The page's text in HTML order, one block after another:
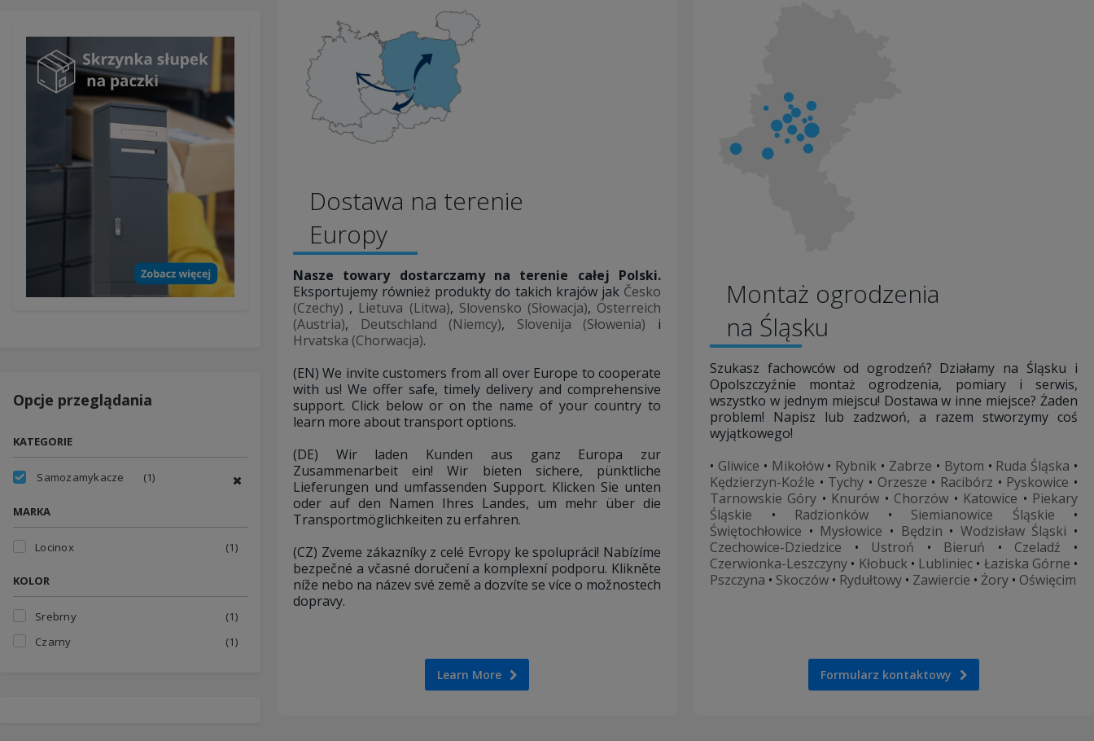
Opcje przeglądania
KATEGORIE
Samozamykacze (1)
MARKA
Locinox (1)
KOLOR
Srebrny
(1)
Czarny
(1)
Dostawa na terenie
Europy
Nasze towary dostarczamy na terenie całej Polski.
Eksportujemy również produkty do takich krajów jak Česko
(Czechy) , Lietuva (Litwa), Slovensko (Słowacja), Österreich
(Austria), Deutschland (Niemcy), Slovenija (Słowenia) i
Hrvatska (Chorwacja).
(EN) We invite customers from all over Europe to cooperate
with us! We offer safe, timely delivery and comprehensive
support. Click below or on the name of your country to
learn more about transport options.
(DE) Wir laden Kunden aus ganz Europa zur
Zusammenarbeit ein! Wir bieten sichere, pünktliche
Lieferungen und umfassenden Support. Klicken Sie unten
oder auf den Namen Ihres Landes, um mehr über die
Transportmöglichkeiten zu erfahren.
(CZ) Zveme zákazníky z celé Evropy ke spolupráci! Nabízíme
bezpečné a včasné doručení a komplexní podporu. Klikněte
níže nebo na název své země a dozvíte se více o možnostech
dopravy.
Learn More
Montaż ogrodzenia
na Śląsku
Szukasz fachowców od ogrodzeń? Działamy na Śląsku i
Opolszczyźnie montaż ogrodzenia, pomiary i serwis,
wszystko w jednym miejscu! Dostawa w inne miejsce? Żaden
problem! Napisz lub zadzwoń, a razem stworzymy coś
wyjątkowego!
• Gliwice • Mikołów• Rybnik • Zabrze • Bytom • Ruda Śląska •
Kędzierzyn-Koźle • Tychy • Orzesze • Racibórz • Pyskowice •
Tarnowskie Góry • Knurów • Chorzów • Katowice • Piekary
Śląskie • Radzionków • Siemianowice Śląskie •
Świętochłowice • Mysłowice • Będzin • Wodzisław Śląski •
Czechowice-Dziedzice • Ustroń • Bieruń • Czeladź •
Czerwionka-Leszczyny • Kłobuck• Lubliniec • Łaziska Górne •
Pszczyna • Skoczów • Rydułtowy • Zawiercie • Żory • Oświęcim
Formularz kontaktowy